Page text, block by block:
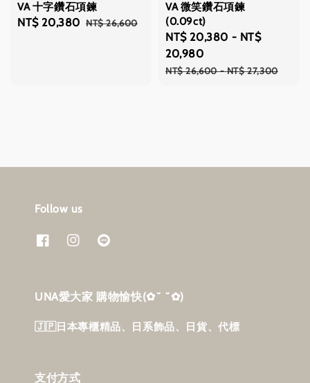
VA 十字鑽石項鍊
Sale
NT$ 20,380 Regular
NT$ 26,600
VA 微笑鑽石項鍊
(0.09ct)
Sale
price
NT$ 20,380 - NT$
20,980
Regular
NT$ 26,600-NT$ 27,300
Follow us
UNA愛大家 購物愉快‎(✿˘ ˘✿)
🇯🇵日本專櫃精品、日系飾品、日貨、代標
支付方式